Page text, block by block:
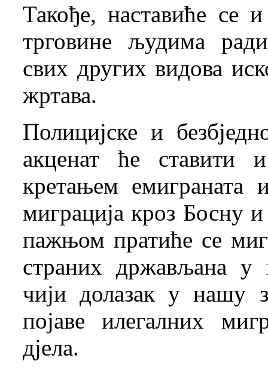
Такође, наставиће се
трговине људима
свих других видова
жртава.
Полицијске и
акценат ће ставити
кретањем емиграната
миграција кроз Босну
пажњом пратиће се
страних држављана
чији долазак у нашу
појаве илегалних
дјела.